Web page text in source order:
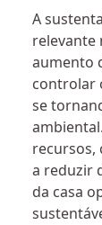
A
relevante
aumento
controlar
se
recursos,
a reduzir
da casa